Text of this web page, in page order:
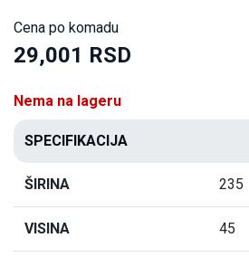
Cena po komadu
29,001 RSD
Nema na lageru
SPECIFIKACIJA
ŠIRINA 235
VISINA 45